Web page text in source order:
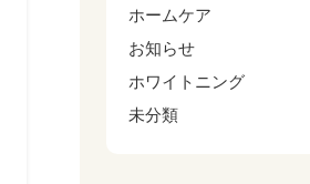
ホームケア
お知らせ
ホワイトニング
未分類